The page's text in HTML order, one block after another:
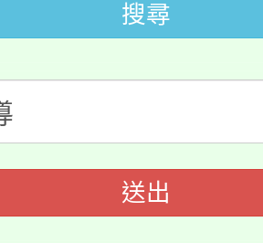
115學年度學生
語及新住民語歌
)教師甄選結果(
校115學年度第
)教師甄選結果(
》溝通分析基
搜尋
送出